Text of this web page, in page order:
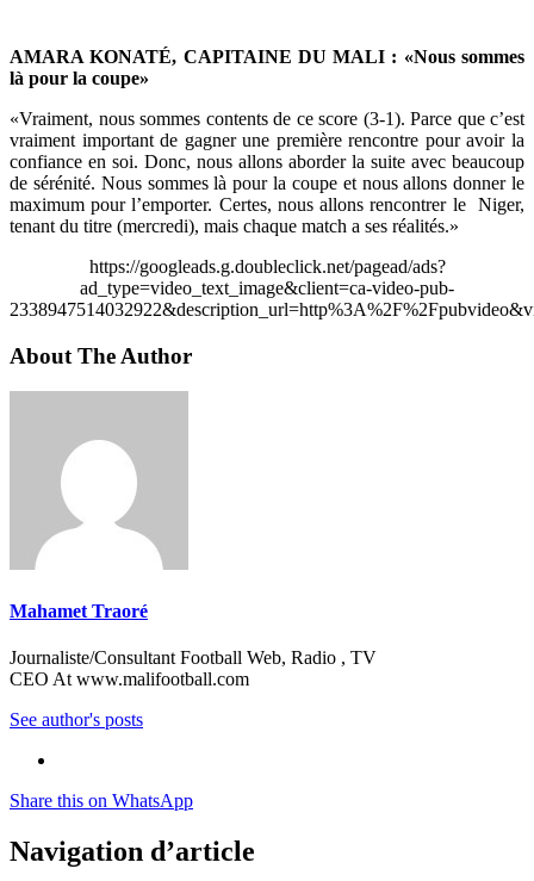
AMARA KONATÉ, CAPITAINE DU MALI : «Nous sommes
là pour la coupe»
«Vraiment, nous sommes contents de ce score (3-1). Parce que c’est
vraiment important de gagner une première rencontre pour avoir la
confiance en soi. Donc, nous allons aborder la suite avec beaucoup
de sérénité. Nous sommes là pour la coupe et nous allons donner le
maximum pour l’emporter. Certes, nous allons rencontrer le Niger,
tenant du titre (mercredi), mais chaque match a ses réalités.»
https://googleads.g.doubleclick.net/pagead/ads?
ad_type=video_text_image&client=ca-video-pub-
About The Author
Mahamet Traoré
Journaliste/Consultant Football Web, Radio , TV
CEO At www.malifootball.com
See author's posts
Share this on WhatsApp
Navigation d’article